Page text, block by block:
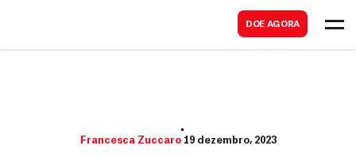
DOE AGORA
Francesca Zuccaro 19 dezembro, 2023
r